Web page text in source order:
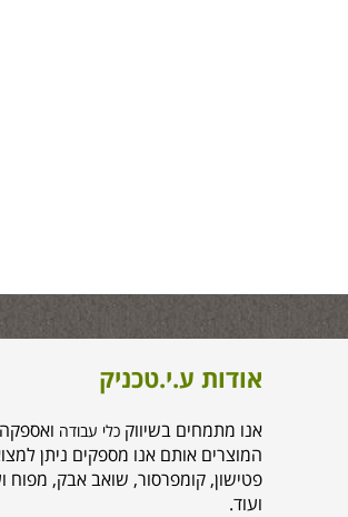
אודות ע.י.טכניק
אנו מתמחים בשיווקכלי עבודה
המוצרים אותם אנו מספקים ניתן
פטישון, קומפרסור, שואב אבק,
ועוד.